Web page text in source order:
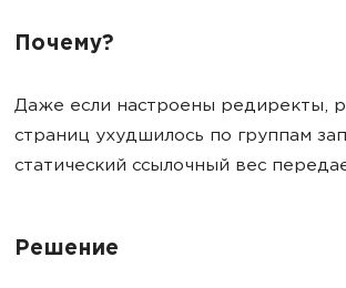
Почему?
Даже если настроены редиректы,
страниц ухудшилось по группам
статический ссылочный вес
Решение